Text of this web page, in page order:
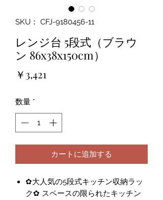
SKU： CFJ-9180456-11
レンジ台 5段式（ブラウ
ン 86x38x150cm）
￥3,421
数量 *
カートに追加する
✿大人気の5段式キッチン収納ラッ
ク✿ スペースの限られたキッチン